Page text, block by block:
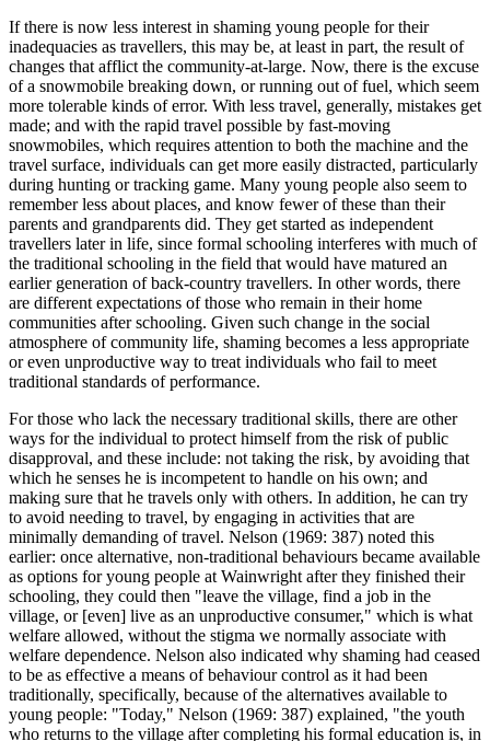
If there is now less interest in shaming young people for their
inadequacies as travellers, this may be, at least in part, the result of
changes that afflict the community-at-large. Now, there is the excuse
of a snowmobile breaking down, or running out of fuel, which seem
more tolerable kinds of error. With less travel, generally, mistakes get
made; and with the rapid travel possible by fast-moving
snowmobiles, which requires attention to both the machine and the
travel surface, individuals can get more easily distracted, particularly
during hunting or tracking game. Many young people also seem to
remember less about places, and know fewer of these than their
parents and grandparents did. They get started as independent
travellers later in life, since formal schooling interferes with much of
the traditional schooling in the field that would have matured an
earlier generation of back-country travellers. In other words, there
are different expectations of those who remain in their home
communities after schooling. Given such change in the social
atmosphere of community life, shaming becomes a less appropriate
or even unproductive way to treat individuals who fail to meet
traditional standards of performance.
For those who lack the necessary traditional skills, there are other
ways for the individual to protect himself from the risk of public
disapproval, and these include: not taking the risk, by avoiding that
which he senses he is incompetent to handle on his own; and
making sure that he travels only with others. In addition, he can try
to avoid needing to travel, by engaging in activities that are
minimally demanding of travel. Nelson (1969: 387) noted this
earlier: once alternative, non-traditional behaviours became available
as options for young people at Wainwright after they finished their
schooling, they could then "leave the village, find a job in the
village, or [even] live as an unproductive consumer," which is what
welfare allowed, without the stigma we normally associate with
welfare dependence. Nelson also indicated why shaming had ceased
to be as effective a means of behaviour control as it had been
traditionally, specifically, because of the alternatives available to
young people: "Today," Nelson (1969: 387) explained, "the youth
who returns to the village after completing his formal education is, in